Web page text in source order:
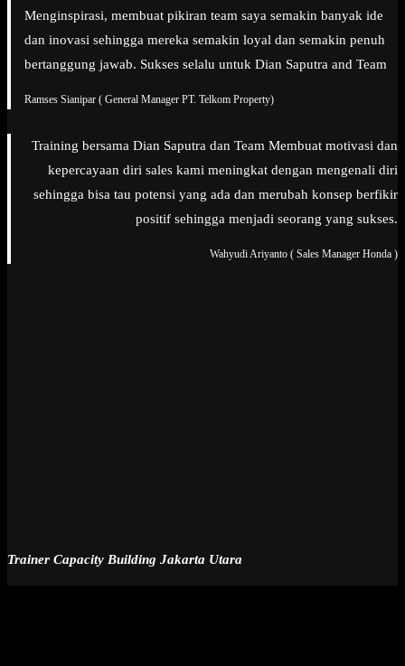
Menginspirasi, membuat pikiran team saya semakin banyak ide
dan inovasi sehingga mereka semakin loyal dan semakin penuh
bertanggung jawab. Sukses selalu untuk Dian Saputra and Team
Ramses Sianipar ( General Manager PT. Telkom Property)
Training bersama Dian Saputra dan Team Membuat motivasi dan
kepercayaan diri sales kami meningkat dengan mengenali diri
sehingga bisa tau potensi yang ada dan merubah konsep berfikir
positif sehingga menjadi seorang yang sukses.
Wahyudi Ariyanto ( Sales Manager Honda )
Trainer Capacity Building Jakarta Utara